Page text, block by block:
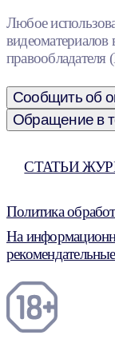
Любое
видеоматериалов
Сообщить об
Обращение в
СТАТЬИ
Политика
На